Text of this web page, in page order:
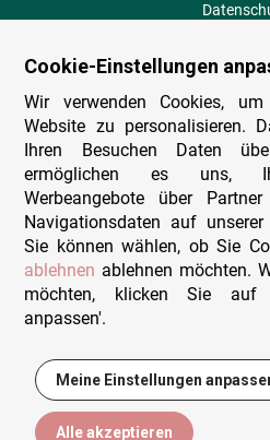
12,99 €
Versand und
Widerruf
Sitemap
Beratung &
Wir sind
+49 (0)341
Kontakt-
Cookie-Einstellungen
Wir verwenden Cookies,
Website zu personalisieren.
Ihren Besuchen Daten
ermöglichen es uns,
Werbeangebote über
Navigationsdaten auf
Sie können wählen, ob Sie
ablehnen ablehnen möchten.
möchten, klicken Sie auf
anpassen'.
Meine Einstellungen
Alle akzeptieren